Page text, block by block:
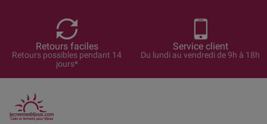
Retours faciles
Retours possibles pendant 14
jours*
Service client
Du lundi au vendredi de 9h à 18h